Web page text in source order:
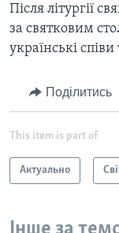
Після літургії
за святковим
українські співи
Поділитись
This item is part of
Актуально